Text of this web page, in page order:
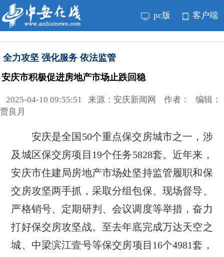
pc版 客户端
全力攻坚 强化服务 依法监管
安庆市积极促进房地产市场止跌回稳
2025-04-10 09:55:51 来源：安庆新闻网 作者： 编辑：
贾良月
安庆是全国50个重点保交房城市之一，涉
及城区保交房项目19个任务5828套。近年来，
安庆市住建局房地产市场处坚持监管履职和保
交房攻坚两手抓，采取分组包保、现场督导、
严格销号、定期研判、会议调度等举措，奋力
打好保交房攻坚战。至去年底完成万达天空之
城、中梁滨江壹号等保交房项目16个4981套，